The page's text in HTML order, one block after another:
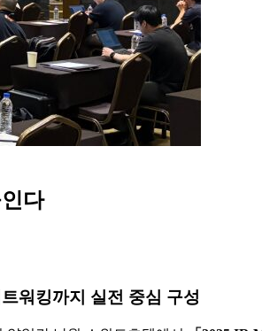
다
워킹까지 실전 중심 구성